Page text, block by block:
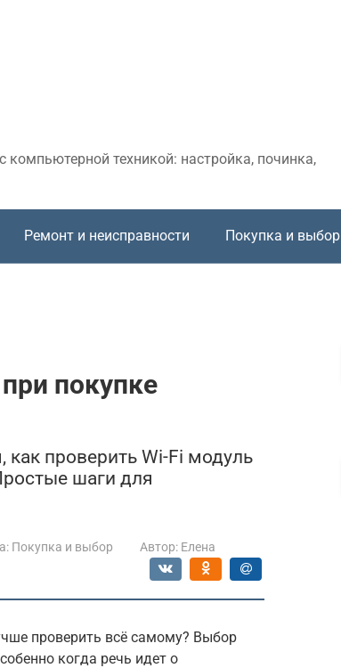
техникой: настройка, починка,
Ремонт и неисправности Покупка и выбор
покупке
проверить Wi-Fi модуль
шаги для
Покупка и выбор Автор: Елена
проверить всё самому? Выбор
когда речь идет о